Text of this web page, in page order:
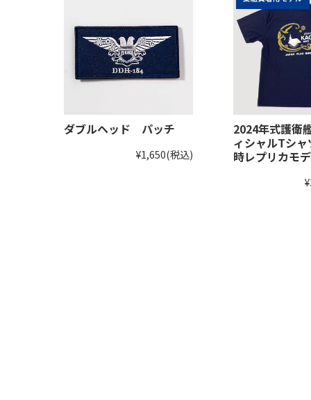
ダブルヘッド パッチ
¥1,650(税込)
2024年式護衛
ィシャルTシャ
時レプリカモ